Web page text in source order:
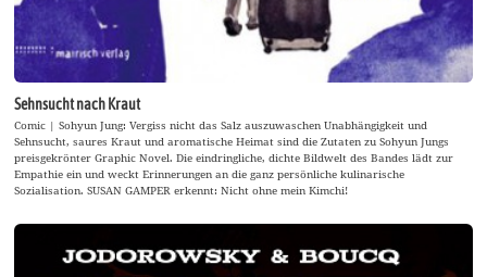
Sehnsucht nach Kraut
Comic | Sohyun Jung: Vergiss nicht das Salz auszuwaschen Unabhängigkeit und
Sehnsucht, saures Kraut und aromatische Heimat sind die Zutaten zu Sohyun Jungs
preisgekrönter Graphic Novel. Die eindringliche, dichte Bildwelt des Bandes lädt zur
Empathie ein und weckt Erinnerungen an die ganz persönliche kulinarische
Sozialisation. SUSAN GAMPER erkennt: Nicht ohne mein Kimchi!